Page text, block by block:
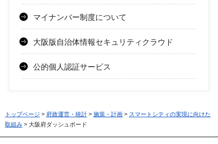
マイナンバー制度について
大阪版自治体情報セキュリティクラウド
公的個人認証サービス
トップページ > 府政運営・統計 > 施策・計画 > スマートシティの実現に向けた
取組み > 大阪府ダッシュボード